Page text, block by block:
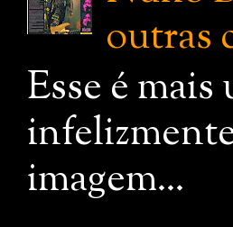
outras
Esse é
imagem...